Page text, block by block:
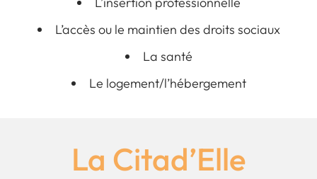
L’accès ou le maintien des droits sociaux
La santé
Le logement/l’hébergement
La Citad’Elle